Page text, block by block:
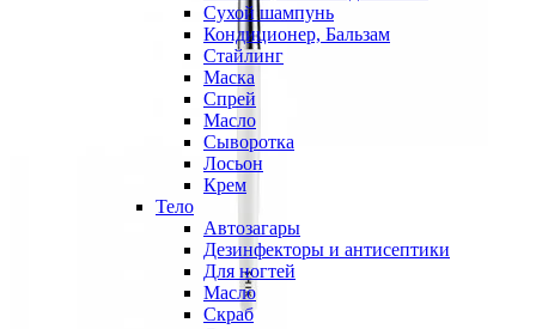
Сухой шампунь
Кондиционер, Бальзам
Стайлинг
Маска
Спрей
Масло
Сыворотка
Лосьон
Крем
Тело
Автозагары
Дезинфекторы и антисептики
Для ногтей
Масло
Скраб